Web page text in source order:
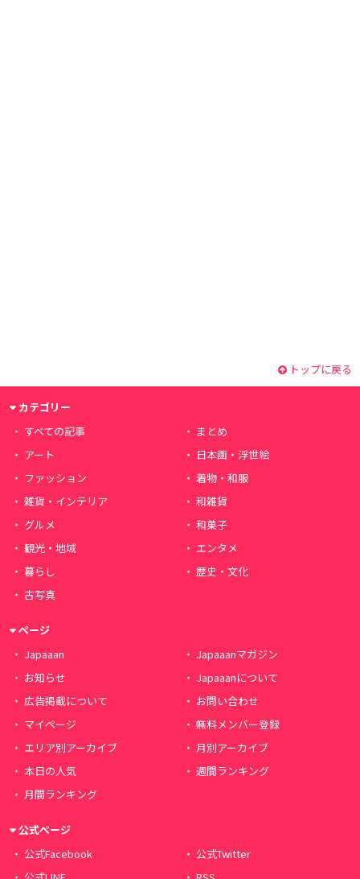
トップに戻る
カテゴリー
すべての記事
まとめ
アート
日本画・浮世絵
ファッション
着物・和服
雑貨・インテリア
和雑貨
グルメ
和菓子
観光・地域
エンタメ
暮らし
歴史・文化
古写真
ページ
Japaaan
Japaaanマガジン
お知らせ
Japaaanについて
広告掲載について
お問い合わせ
マイページ
無料メンバー登録
エリア別アーカイブ
月別アーカイブ
本日の人気
週間ランキング
月間ランキング
公式ページ
公式Facebook
公式Twitter